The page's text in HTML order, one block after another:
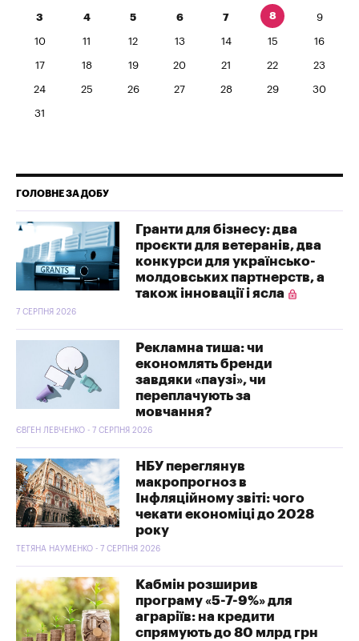
3 4 5 6 7 8 9
10 11 12 13 14 15 16
17 18 19 20 21 22 23
24 25 26 27 28 29 30
31
ГОЛОВНЕ ЗА ДОБУ
Гранти для бізнесу: два
проєкти для ветеранів, два
конкурси для українсько-
молдовських партнерств, а
також інновації і ясла
7 СЕРПНЯ 2026
Рекламна тиша: чи
економлять бренди
завдяки «паузі», чи
переплачують за
мовчання?
ЄВГЕН ЛЕВЧЕНКО - 7 СЕРПНЯ 2026
НБУ переглянув
макропрогноз в
Інфляційному звіті: чого
чекати економіці до 2028
року
ТЕТЯНА НАУМЕНКО - 7 СЕРПНЯ 2026
Кабмін розширив
програму «5-7-9%» для
аграріїв: на кредити
спрямують до 80 млрд грн